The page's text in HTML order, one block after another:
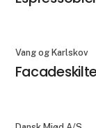
Vang og Karlskov